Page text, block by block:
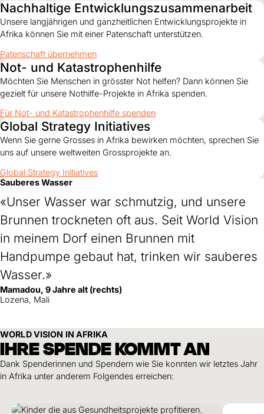
Nachhaltige Entwicklungszusammenarbeit
Unsere langjährigen und ganzheitlichen Entwicklungsprojekte in
Afrika können Sie mit einer Patenschaft unterstützen.
Patenschaft übernehmen
Not- und Katastrophenhilfe
Möchten Sie Menschen in grösster Not helfen? Dann können Sie
gezielt für unsere Nothilfe-Projekte in Afrika spenden.
Für Not- und Katastrophenhilfe spenden
Global Strategy Initiatives
Wenn Sie gerne Grosses in Afrika bewirken möchten, sprechen Sie
uns auf unsere weltweiten Grossprojekte an.
Global Strategy Initiatives
Sauberes Wasser
«Unser Wasser war schmutzig, und unsere
Brunnen trockneten oft aus. Seit World Vision
in meinem Dorf einen Brunnen mit
Handpumpe gebaut hat, trinken wir sauberes
Wasser.»
Mamadou, 9 Jahre alt (rechts)
Lozena, Mali
WORLD VISION IN AFRIKA
IHRE SPENDE KOMMT AN
Dank Spenderinnen und Spendern wie Sie konnten wir letztes Jahr
in Afrika unter anderem Folgendes erreichen: